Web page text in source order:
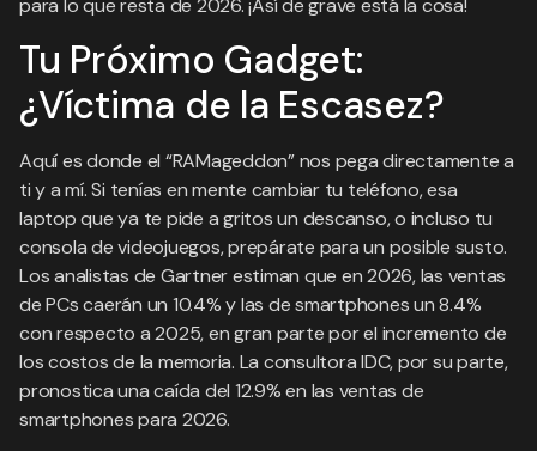
para lo que resta de 2026. ¡Así de grave está la cosa!
Tu Próximo Gadget:
¿Víctima de la Escasez?
Aquí es donde el “RAMageddon” nos pega directamente a
ti y a mí. Si tenías en mente cambiar tu teléfono, esa
laptop que ya te pide a gritos un descanso, o incluso tu
consola de videojuegos, prepárate para un posible susto.
Los analistas de Gartner estiman que en 2026, las ventas
de PCs caerán un 10.4% y las de smartphones un 8.4%
con respecto a 2025, en gran parte por el incremento de
los costos de la memoria. La consultora IDC, por su parte,
pronostica una caída del 12.9% en las ventas de
smartphones para 2026.